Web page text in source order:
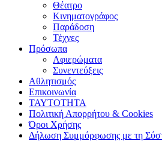
Θέατρο
Κινηματογράφος
Παράδοση
Τέχνες
Πρόσωπα
Αφιερώματα
Συνεντεύξεις
Αθλητισμός
Επικοινωνία
ΤΑΥΤΟΤΗΤΑ
Πολιτική Απορρήτου & Cookies
Όροι Χρήσης
Δήλωση Συμμόρφωσης με τη